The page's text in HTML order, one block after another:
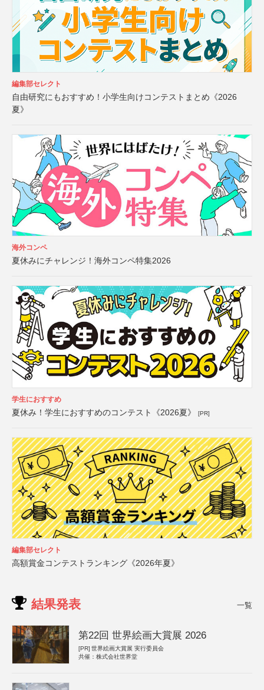
編集部セレクト
自由研究にもおすすめ！小学生向けコンテストまとめ《2026
夏》
海外コンペ
夏休みにチャレンジ！海外コンペ特集2026
学生におすすめ
夏休み！学生におすすめのコンテスト《2026夏》 [PR]
編集部セレクト
高額賞金コンテストランキング《2026年夏》
結果発表 一覧
第22回 世界絵画大賞展 2026
[PR] 世界絵画大賞展 実行委員会
共催：株式会社世界堂